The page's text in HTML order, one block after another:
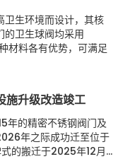
卫生环境而设计，其核
的卫生球阀均采用
材料各有优势，可满足
升级改造竣工
年的精密不锈钢阀门及
年之际成功迁至位于
的搬迁于2025年12月...